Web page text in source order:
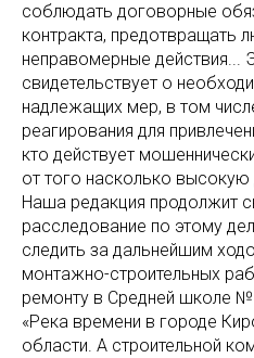
соблюдать договорные
контракта, предотвращать
неправомерные действия...
свидетельствует о
надлежащих мер, в том
реагирования для
кто действует
от того насколько
Наша редакция продолжит
расследование по этому
следить за дальнейшим
монтажно-строительных
ремонту в Средней школе №
«Река времени в городе
области. А строительной